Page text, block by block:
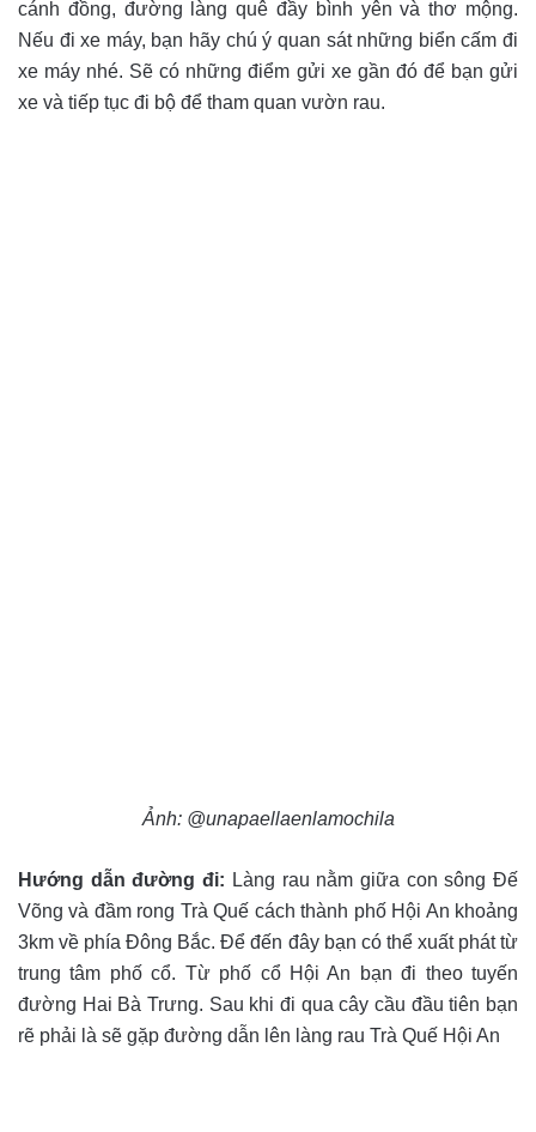
cánh đồng, đường làng quê đầy bình yên và thơ mộng.
Nếu đi xe máy, bạn hãy chú ý quan sát những biển cấm đi
xe máy nhé. Sẽ có những điểm gửi xe gần đó để bạn gửi
xe và tiếp tục đi bộ để tham quan vườn rau.
Ảnh: @unapaellaenlamochila
Hướng dẫn đường đi: Làng rau nằm giữa con sông Đế
Võng và đầm rong Trà Quế cách thành phố Hội An khoảng
3km về phía Đông Bắc. Để đến đây bạn có thể xuất phát từ
trung tâm phố cổ. Từ phố cổ Hội An bạn đi theo tuyến
đường Hai Bà Trưng. Sau khi đi qua cây cầu đầu tiên bạn
rẽ phải là sẽ gặp đường dẫn lên làng rau Trà Quế Hội An